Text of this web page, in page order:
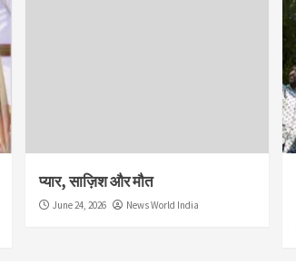
प्यार, साज़िश और मौत
June 24, 2026 News World India